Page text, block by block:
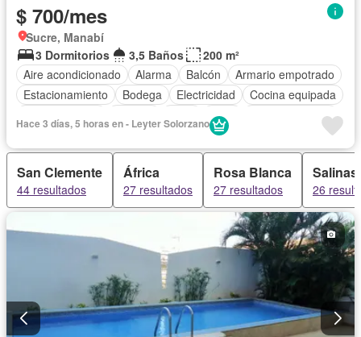
$ 700/mes
Sucre, Manabí
3 Dormitorios
3,5 Baños
200 m²
Aire acondicionado
Alarma Balcón
Armario empotrado
Estacionamiento
Bodega Electricidad
Cocina equipada
Patio
Área para niños
Seguridad Completamente amoblado
Hace 3 días, 5 horas en - Leyter Solorzano
San Clemente
44 resultados
África
27 resultados
Rosa Blanca
27 resultados
Salinas
26